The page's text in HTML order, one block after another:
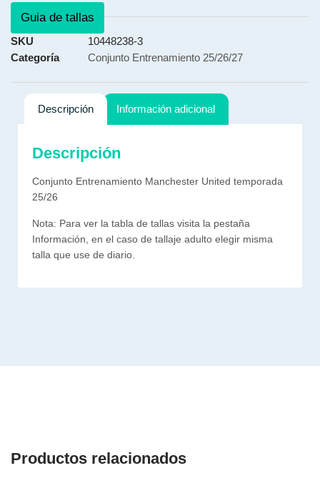
Guia de tallas
SKU
10448238-3
Categoría
Conjunto Entrenamiento 25/26/27
Descripción Información adicional
Descripción
Conjunto Entrenamiento Manchester United temporada
25/26
Nota: Para ver la tabla de tallas visita la pestaña
Información, en el caso de tallaje adulto elegir misma
talla que use de diario.
Productos relacionados